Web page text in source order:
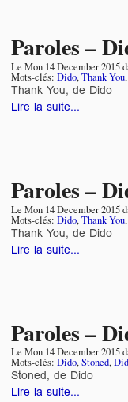
Paroles –
Le Mon 14 December 2015
Mots-clés: Dido,Thank You,
Thank You, de Dido
Lire la suite...
Paroles –
Le Mon 14 December 2015
Mots-clés: Dido,Thank You,
Thank You, de Dido
Lire la suite...
Paroles –
Le Mon 14 December 2015
Mots-clés: Dido,Stoned,
Stoned, de Dido
Lire la suite...